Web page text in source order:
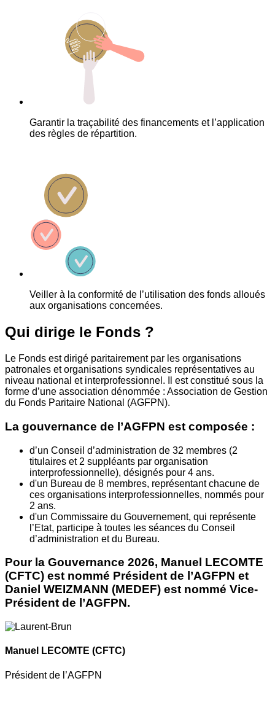
Garantir la traçabilité des financements et l’application
des règles de répartition.
Veiller à la conformité de l’utilisation des fonds alloués
aux organisations concernées.
Qui dirige le Fonds ?
Le Fonds est dirigé paritairement par les organisations
patronales et organisations syndicales représentatives au
niveau national et interprofessionnel. Il est constitué sous la
forme d’une association dénommée : Association de Gestion
du Fonds Paritaire National (AGFPN).
La gouvernance de l’AGFPN est composée :
d’un Conseil d’administration de 32 membres (2
titulaires et 2 suppléants par organisation
interprofessionnelle), désignés pour 4 ans.
d'un Bureau de 8 membres, représentant chacune de
ces organisations interprofessionnelles, nommés pour
2 ans.
d'un Commissaire du Gouvernement, qui représente
l’Etat, participe à toutes les séances du Conseil
d’administration et du Bureau.
Pour la Gouvernance 2026, Manuel LECOMTE
(CFTC) est nommé Président de l’AGFPN et
Daniel WEIZMANN (MEDEF) est nommé Vice-
Président de l’AGFPN.
Manuel LECOMTE (CFTC)
Président de l’AGFPN